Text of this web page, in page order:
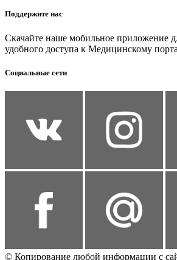
Поддержите нас
Скачайте наше мобильное приложение
удобного доступа к Медицинскому
Социальные сети
© Копирование любой информации с